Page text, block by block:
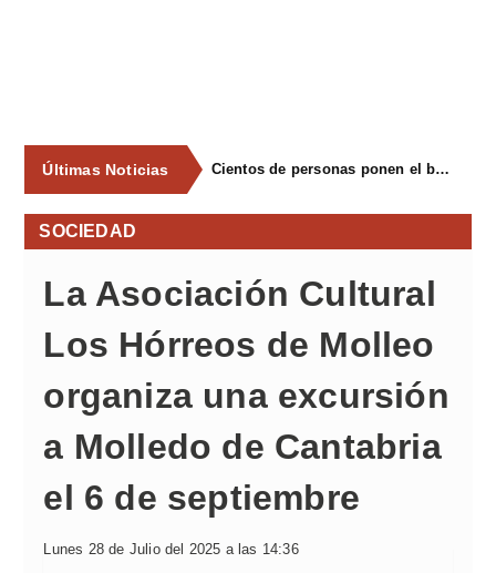
Últimas Noticias Cientos de personas ponen el broche final a las fiestas de La Salud de Lieres con la tradicional merienda
SOCIEDAD
La Asociación Cultural
Los Hórreos de Molleo
organiza una excursión
a Molledo de Cantabria
el 6 de septiembre
Lunes 28 de Julio del 2025 a las 14:36